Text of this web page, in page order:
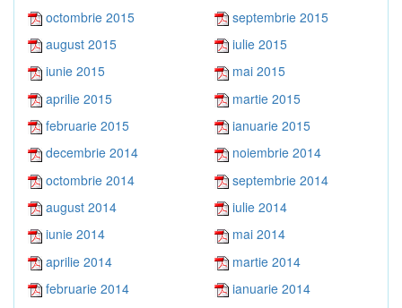
octombrie 2015
septembrie 2015
august 2015
iulie 2015
iunie 2015
mai 2015
aprilie 2015
martie 2015
februarie 2015
ianuarie 2015
decembrie 2014
noiembrie 2014
octombrie 2014
septembrie 2014
august 2014
iulie 2014
iunie 2014
mai 2014
aprilie 2014
martie 2014
februarie 2014
ianuarie 2014